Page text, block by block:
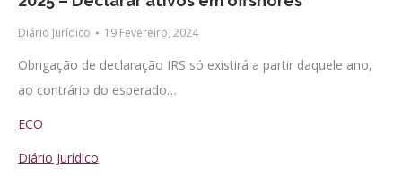
Diário Jurídico 19 Fevereiro, 2024
Obrigação de declaração IRS só existirá a partir daquele ano,
ao contrário do esperado…
ECO
Diário Jurídico